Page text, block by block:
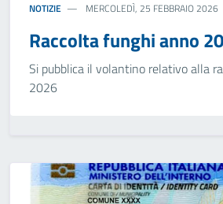
NOTIZIE MERCOLEDÌ, 25 FEBBRAIO 2026
Raccolta funghi anno
Si pubblica il volantino relativo alla
2026